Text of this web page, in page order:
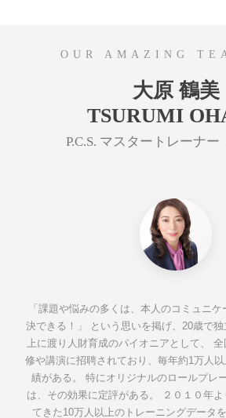
OUR AMAZING
大原 鶴美
TSURUMI
P.C.S. マスタートレーナ
「課題や悩みの多くは、本人のコミュニ
決できる！」 という思いを掲げ、20歳で
上に渡り人財育成のパイオニアとして、
修や講演に招聘されており、毎年約1万人
績がある。 特にオリジナルのロールプレ
は、その効果に定評がある。 ２０１０年
てきた10万人以上のトレーニングデータ